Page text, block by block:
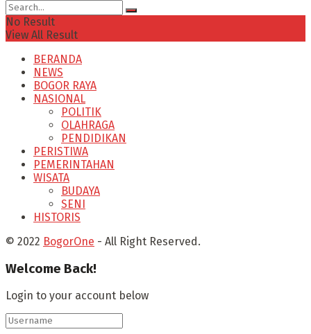
No Result
View All Result
BERANDA
NEWS
BOGOR RAYA
NASIONAL
POLITIK
OLAHRAGA
PENDIDIKAN
PERISTIWA
PEMERINTAHAN
WISATA
BUDAYA
SENI
HISTORIS
© 2022 BogorOne - All Right Reserved.
Welcome Back!
Login to your account below